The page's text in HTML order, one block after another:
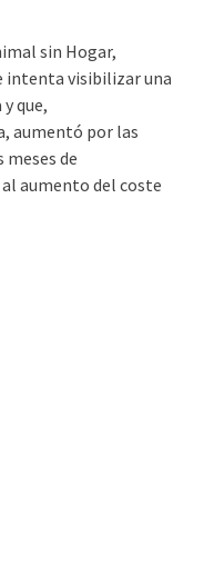
sin Hogar,
intenta visibilizar una
que,
aumentó por las
de
aumento del coste